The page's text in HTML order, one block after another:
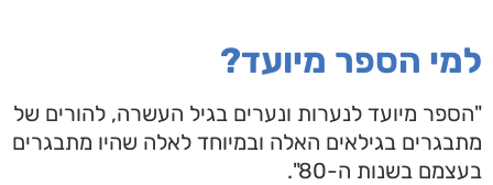
למי הספר מיועד?
"הספר מיועד לנערות ונערים בגיל העשרה, להורים של
מתבגרים בגילאים האלה ובמיוחד לאלה שהיו מתבגרים
בעצמם בשנות ה-80".